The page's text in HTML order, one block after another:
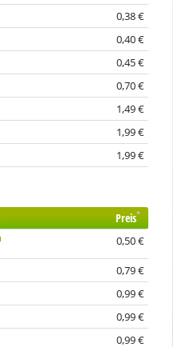
0,38 €
0,40 €
0,45 €
0,70 €
1,49 €
1,99 €
1,99 €
Preis*
0,50 €
0,79 €
0,99 €
0,99 €
0,99 €